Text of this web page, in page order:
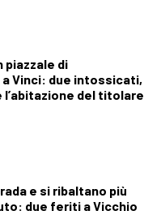
piazzale di
Vinci: due intossicati,
l’abitazione del titolare
e si ribaltano più
due feriti a Vicchio